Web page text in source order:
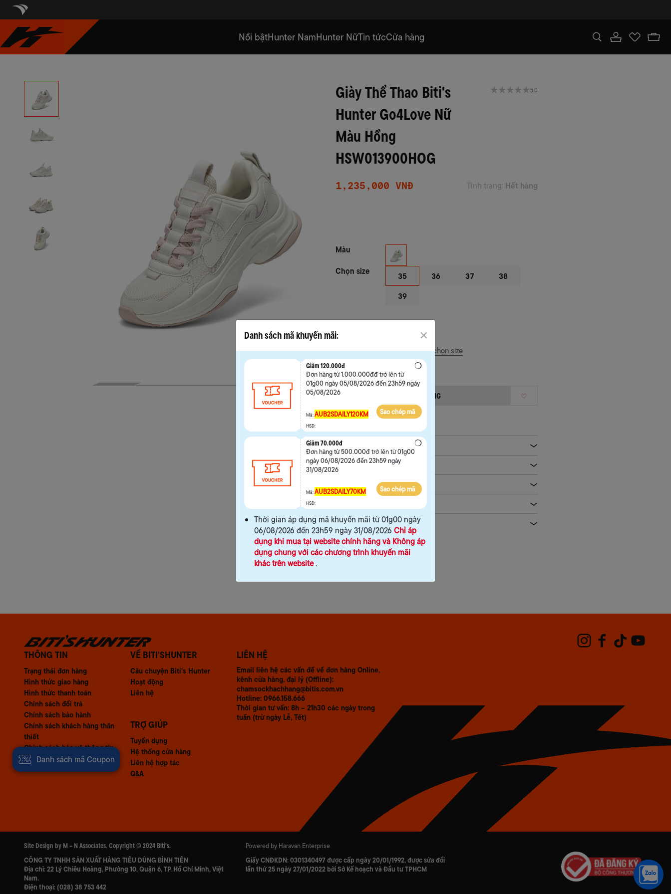
Nổi bậtHunter NamHunter NữTin tứcCửa hàng
Giày Thể Thao Biti's
Hunter Go4Love Nữ
Màu Hồng
HSW013900HOG
5.0
1,235,000 VNĐ Tình trạng: Hết hàng
Màu
Chọn size
Hướng dẫn chọn size
35 36 37
38
39
HẾT HÀNG
Mô tả sản phẩm
Thông tin bảo hành
Chính sách đổi trả
Reviews
THÔNG TIN
Trạng thái đơn hàng
Hình thức giao hàng
Hình thức thanh toán
Chính sách đổi trả
Chính sách bảo hành
Chính sách khách hàng thân
thiết
Chính sách bảo vệ thông tin
khách hàng
VỀ BITI’SHUNTER
Câu chuyện Biti's Hunter
Hoạt động
Liên hệ
TRỢ GIÚP
Tuyển dụng
Hệ thống cửa hàng
Liên hệ hợp tác
Q&A
LIÊN HỆ
Email liên hệ các vấn đề về đơn hàng Online,
kênh cửa hàng, đại lý (Offline):
chamsockhachhang@bitis.com.vn
Hotline: 0966.158.666
Thời gian tư vấn: 8h – 21h30 các ngày trong
tuần (trừ ngày Lễ, Tết)
Site Design by M – N Associates. Copyright © 2024 Biti's.
CÔNG TY TNHH SẢN XUẤT HÀNG TIÊU DÙNG BÌNH TIÊN
Địa chỉ: 22 Lý Chiêu Hoàng, Phường 10, Quận 6, TP. Hồ Chí Minh, Việt
Nam.
Điện thoại: (028) 38 753 442
Powered by Haravan Enterprise
Giấy CNĐKDN:0301340497 được cấp ngày 20/01/1992, được sửa đổi
lần thứ 25 ngày 27/01/2022 bởi Sở Kế hoạch và Đầu tư TPHCM
Danh sách mã Coupon
Danh sách mã khuyến mãi:
Giảm 120.000đ
Đơn hàng từ 1.000.000đđ trở lên từ
01g00 ngày 05/08/2026 đến 23h59 ngày
05/08/2026
Mã:AUB2SDAILY120KM Sao chép mã
HSD:
Giảm 70.000đ
Đơn hàng từ 500.000đ trở lên từ 01g00
ngày 06/08/2026 đến 23h59 ngày
31/08/2026
Mã:AUB2SDAILY70KM Sao chép mã
HSD:
Thời gian áp dụng mã khuyến mãi từ 01g00 ngày
06/08/2026 đến 23h59 ngày 31/08/2026 Chỉ áp
dụng khi mua tại website chính hãng và Không áp
dụng chung với các chương trình khuyến mãi
khác trên website.